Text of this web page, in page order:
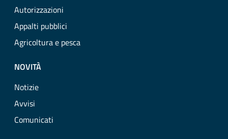
Autorizzazioni
Appalti pubblici
Agricoltura e pesca
NOVITÀ
Notizie
Avvisi
Comunicati